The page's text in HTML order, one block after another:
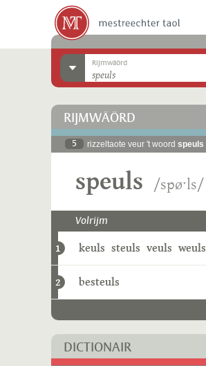
Rijmwäörd
RIJMWÄÖRD
5 rizzeltaote veur 't woord speuls
speuls /spøˑls/
Volrijm
1 keuls steuls veuls weuls
2 besteuls
DICTIONAIR